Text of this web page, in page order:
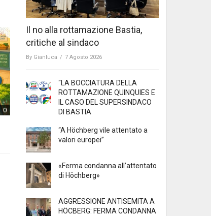
0
Il no alla rottamazione Bastia,
critiche al sindaco
By Gianluca / 7 Agosto 2026
“LA BOCCIATURA DELLA
ROTTAMAZIONE QUINQUIES E
IL CASO DEL SUPERSINDACO
DI BASTIA
“A Höchberg vile attentato a
valori europei”
«Ferma condanna all’attentato
di Höchberg»
AGGRESSIONE ANTISEMITA A
HÖCBERG: FERMA CONDANNA